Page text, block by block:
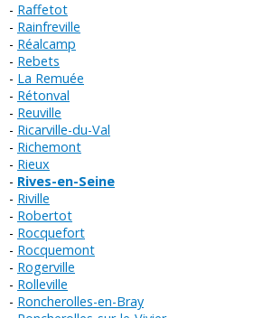
Raffetot
Rainfreville
Réalcamp
Rebets
La Remuée
Rétonval
Reuville
Ricarville-du-Val
Richemont
Rieux
Rives-en-Seine
Riville
Robertot
Rocquefort
Rocquemont
Rogerville
Rolleville
Roncherolles-en-Bray